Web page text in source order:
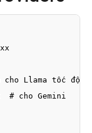
cho Llama tốc độ
# cho Gemini